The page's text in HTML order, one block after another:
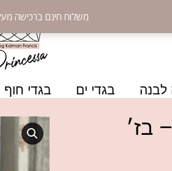
משלוח חינם ברכישה מעל 399
לבנה בגדי ים בגדי חוף
בז׳